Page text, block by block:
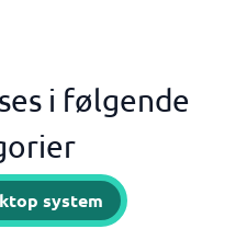
i følgende
system